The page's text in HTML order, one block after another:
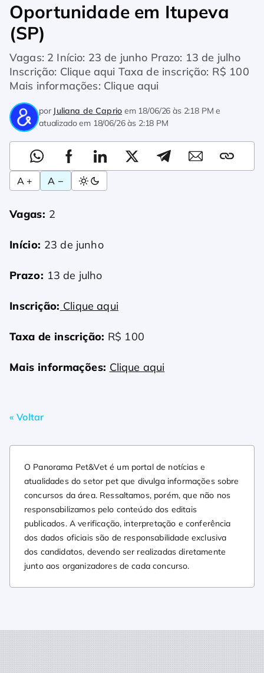
Oportunidade em Itupeva
(SP)
Vagas: 2 Início: 23 de junho Prazo: 13 de julho
Inscrição: Clique aqui Taxa de inscrição: R$ 100
Mais informações: Clique aqui
por Juliana de Caprio em 18/06/26 às 2:18 PMe
atualizado em 18/06/26 às 2:18 PM
A + A −
Vagas: 2
Início: 23 de junho
Prazo: 13 de julho
Inscrição: Clique aqui
Taxa de inscrição: R$ 100
Mais informações: Clique aqui
« Voltar
O Panorama Pet&Vet é um portal de notícias e
atualidades do setor pet que divulga informações sobre
concursos da área. Ressaltamos, porém, que não nos
responsabilizamos pelo conteúdo dos editais
publicados. A verificação, interpretação e conferência
dos dados oficiais são de responsabilidade exclusiva
dos candidatos, devendo ser realizadas diretamente
junto aos organizadores de cada concurso.